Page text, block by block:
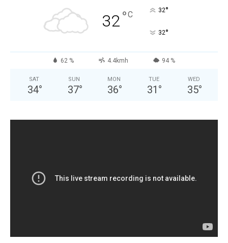
32°C 32°
32°
62 % 4.4kmh 94 %
SAT
34°
SUN
37°
MON
36°
TUE
31 °
WED
35°